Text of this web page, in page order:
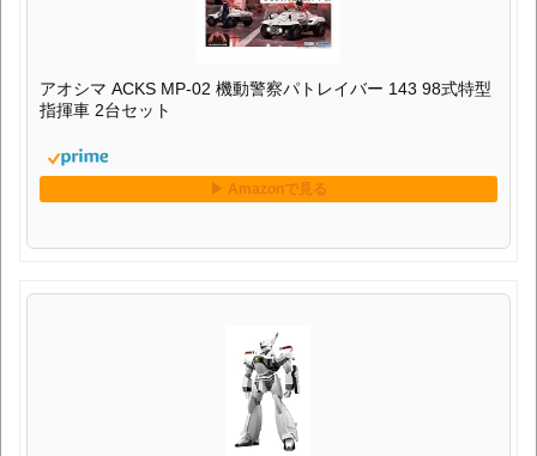
アオシマ ACKS MP-02 機動警察パトレイバー 143 98式特型
指揮車 2台セット